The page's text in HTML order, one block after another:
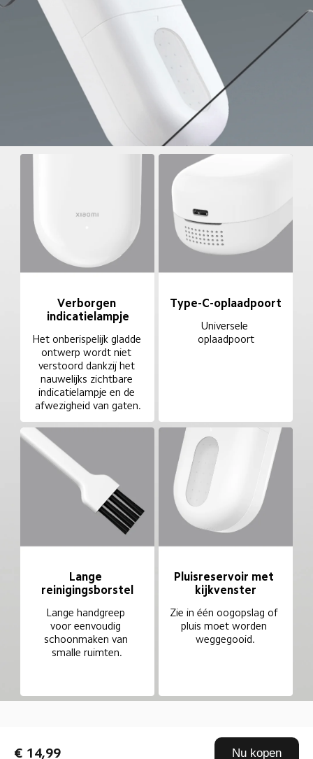
€ 14,99 Nu kopen
Verborgen
indicatielampje
Het onberispelijk gladde
ontwerp wordt niet
verstoord dankzij het
nauwelijks zichtbare
indicatielampje en de
afwezigheid van gaten.
Lange
reinigingsborstel
Lange handgreep
voor eenvoudig
schoonmaken van
smalle ruimten.
Type-C-oplaadpoort
Universele
oplaadpoort
Pluisreservoir met
kijkvenster
Zie in één oogopslag of
pluis moet worden
weggegooid.